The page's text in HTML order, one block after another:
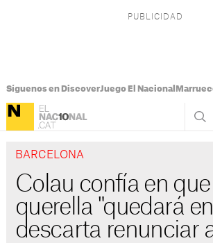
Síguenos en DiscoverJuego El Nacional
BARCELONA
Colau confía en
querella "quedará
descarta renunciar